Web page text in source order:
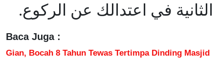
الثانية في اعتدالك عن الركوع.
Baca Juga :
Gian, Bocah 8 Tahun Tewas Tertimpa Dinding Masjid